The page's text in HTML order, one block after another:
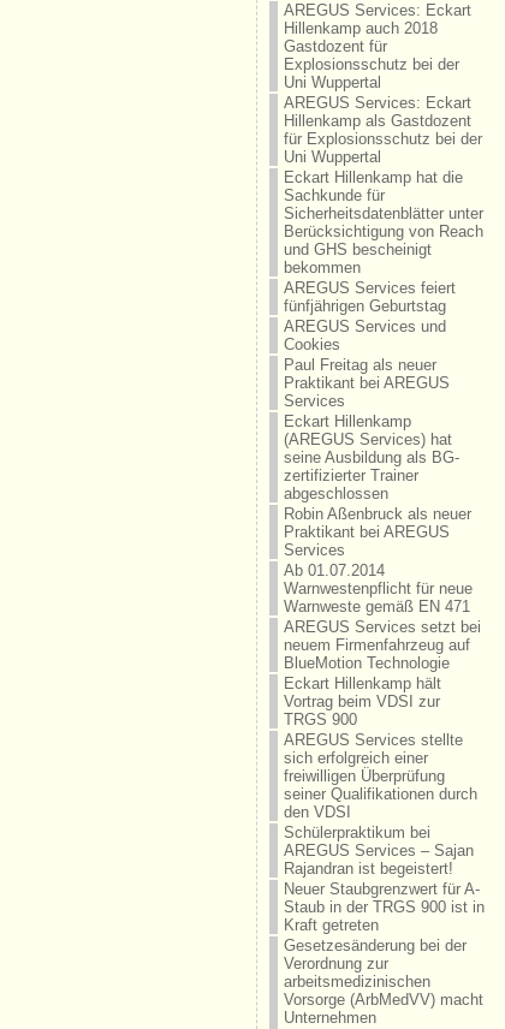
AREGUS Services: Eckart
Hillenkamp auch 2018
Gastdozent für
Explosionsschutz bei der
Uni Wuppertal
AREGUS Services: Eckart
Hillenkamp als Gastdozent
für Explosionsschutz bei der
Uni Wuppertal
Eckart Hillenkamp hat die
Sachkunde für
Sicherheitsdatenblätter unter
Berücksichtigung von Reach
und GHS bescheinigt
bekommen
AREGUS Services feiert
fünfjährigen Geburtstag
AREGUS Services und
Cookies
Paul Freitag als neuer
Praktikant bei AREGUS
Services
Eckart Hillenkamp
(AREGUS Services) hat
seine Ausbildung als BG-
zertifizierter Trainer
abgeschlossen
Robin Aßenbruck als neuer
Praktikant bei AREGUS
Services
Ab 01.07.2014
Warnwestenpflicht für neue
Warnweste gemäß EN 471
AREGUS Services setzt bei
neuem Firmenfahrzeug auf
BlueMotion Technologie
Eckart Hillenkamp hält
Vortrag beim VDSI zur
TRGS 900
AREGUS Services stellte
sich erfolgreich einer
freiwilligen Überprüfung
seiner Qualifikationen durch
den VDSI
Schülerpraktikum bei
AREGUS Services – Sajan
Rajandran ist begeistert!
Neuer Staubgrenzwert für A-
Staub in der TRGS 900 ist in
Kraft getreten
Gesetzesänderung bei der
Verordnung zur
arbeitsmedizinischen
Vorsorge (ArbMedVV) macht
Unternehmen